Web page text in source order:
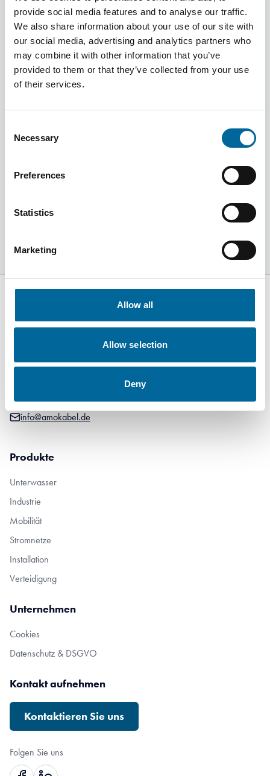
provide social media features and to analyse our traffic.
We also share information about your use of our site with
our social media, advertising and analytics partners who
may combine it with other information that you’ve
provided to them or that they’ve collected from your use
of their services.
Selection
Necessary
Preferences
Statistics
Marketing
Allow all
Allow selection
Deny
Jan & Erland Stiftung
Erfahren Sie mehr
Deutchland
info@amokabel.de
Produkte
Unterwasser
Industrie
Mobilität
Stromnetze
Installation
Verteidigung
Unternehmen
Cookies
Datenschutz & DSGVO
Kontakt aufnehmen
Kontaktieren Sie uns
Folgen Sie uns